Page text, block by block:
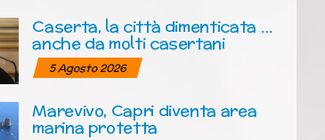
Caserta, la città dimenticata …
anche da molti casertani
5 Agosto 2026
Marevivo, Capri diventa area
marina protetta